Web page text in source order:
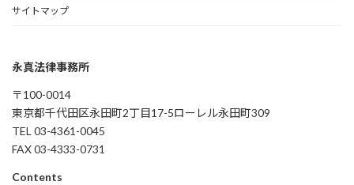
サイトマップ
永真法律事務所
〒100-0014
東京都千代田区永田町2丁目17-5ローレル永田町309
TEL 03-4361-0045
FAX 03-4333-0731
Contents